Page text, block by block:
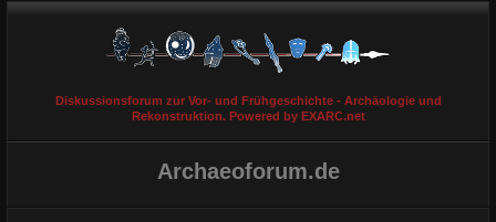
Diskussionsforum zur Vor- und Frühgeschichte - Archäologie und
Rekonstruktion. Powered by EXARC.net
Archaeoforum.de